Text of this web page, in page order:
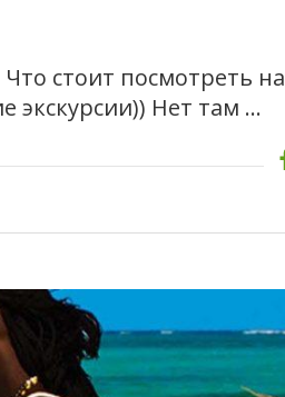
стоит посмотреть на
экскурсии)) Нет там …